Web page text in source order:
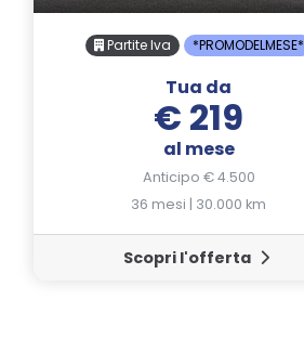
Partite Iva *PROMODELMESE*
Tua da
€ 219
al mese
Anticipo € 4.500
36 mesi | 30.000 km
Scopri l'offerta